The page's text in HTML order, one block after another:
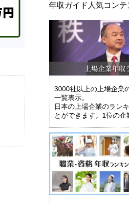
年収ガイド人気コンテ
3000社以上の上場企業
一覧表示。
日本の上場企業のラン
とができます。1位の企